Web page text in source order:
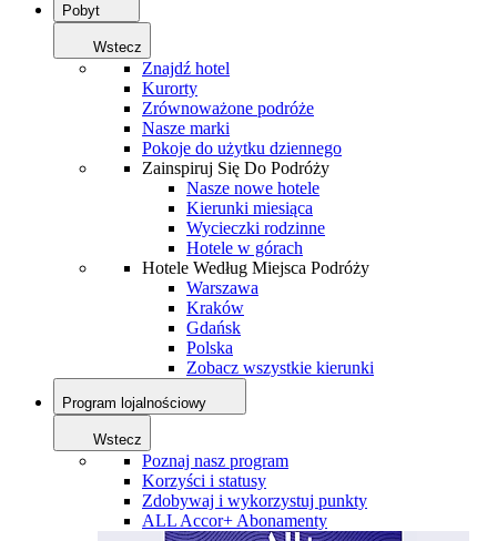
Pobyt
Wstecz
Znajdź hotel
Kurorty
Zrównoważone podróże
Nasze marki
Pokoje do użytku dziennego
Zainspiruj Się Do Podróży
Nasze nowe hotele
Kierunki miesiąca
Wycieczki rodzinne
Hotele w górach
Hotele Według Miejsca Podróży
Warszawa
Kraków
Gdańsk
Polska
Zobacz wszystkie kierunki
Program lojalnościowy
Wstecz
Poznaj nasz program
Korzyści i statusy
Zdobywaj i wykorzystuj punkty
ALL Accor+ Abonamenty